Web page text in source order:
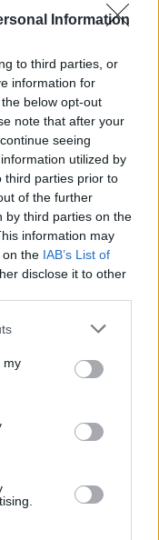
Information
to third parties, or
information for
below opt-out
note that after your
seeing
utilized by
third parties prior to
of the further
by third parties on the
information may
on the IAB’s List of
disclose it to other
or more Google
You may click to
third-party tags to
in below Google
my
One» – «Με